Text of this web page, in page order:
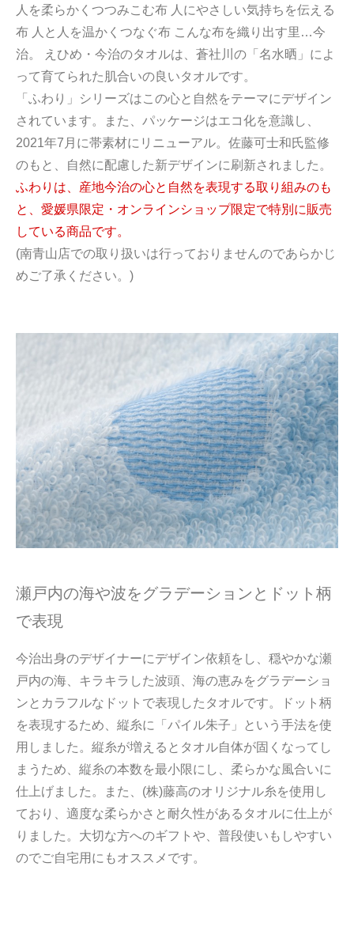
人を柔らかくつつみこむ布 人にやさしい気持ちを伝える
布 人と人を温かくつなぐ布 こんな布を織り出す里…今
治。 えひめ・今治のタオルは、蒼社川の「名水晒」によ
って育てられた肌合いの良いタオルです。
「ふわり」シリーズはこの心と自然をテーマにデザイン
されています。また、パッケージはエコ化を意識し、
2021年7月に帯素材にリニューアル。佐藤可士和氏監修
のもと、自然に配慮した新デザインに刷新されました。
ふわりは、産地今治の心と自然を表現する取り組みのも
と、愛媛県限定・オンラインショップ限定で特別に販売
している商品です。
(南青山店での取り扱いは行っておりませんのであらかじ
めご了承ください。)
瀬戸内の海や波をグラデーションとドット柄
で表現
今治出身のデザイナーにデザイン依頼をし、穏やかな瀬
戸内の海、キラキラした波頭、海の恵みをグラデーショ
ンとカラフルなドットで表現したタオルです。ドット柄
を表現するため、縦糸に「パイル朱子」という手法を使
用しました。縦糸が増えるとタオル自体が固くなってし
まうため、縦糸の本数を最小限にし、柔らかな風合いに
仕上げました。また、(株)藤高のオリジナル糸を使用し
ており、適度な柔らかさと耐久性があるタオルに仕上が
りました。大切な方へのギフトや、普段使いもしやすい
のでご自宅用にもオススメです。